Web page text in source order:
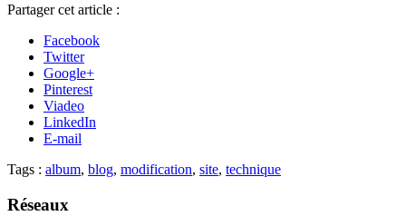
Partager cet article :
Facebook
Twitter
Google+
Pinterest
Viadeo
LinkedIn
E-mail
Tags : album, blog, modification, site, technique
Réseaux